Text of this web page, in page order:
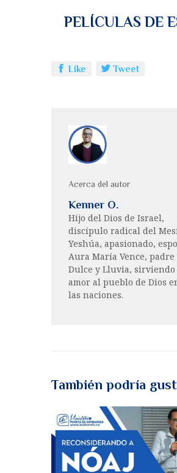
PELÍCULAS DE
Like Tweet
Acerca del autor
Kenner O.
Hijo del Dios de Israel,
discípulo radical del
Yeshúa, apasionado,
Aura María Vence, padre
Dulce y Lluvia, sirviendo
amor al pueblo de Dios
las naciones.
También podría